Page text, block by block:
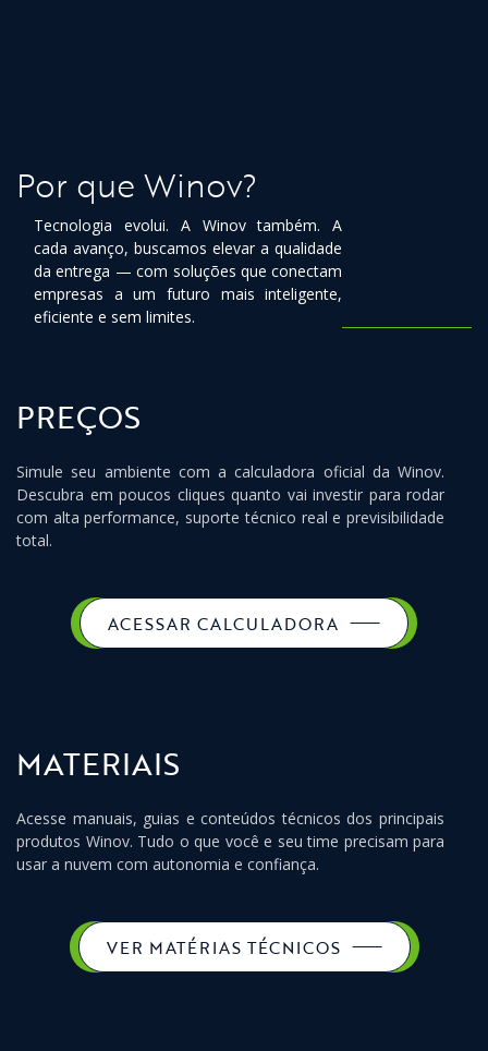
Por que Winov?
Tecnologia evolui. A Winov também. A
cada avanço, buscamos elevar a qualidade
da entrega — com soluções que conectam
empresas a um futuro mais inteligente,
eficiente e sem limites.
PREÇOS
Simule seu ambiente com a calculadora oficial da Winov.
Descubra em poucos cliques quanto vai investir para rodar
com alta performance, suporte técnico real e previsibilidade
total.
ACESSAR CALCULADORA
MATERIAIS
Acesse manuais, guias e conteúdos técnicos dos principais
produtos Winov. Tudo o que você e seu time precisam para
usar a nuvem com autonomia e confiança.
VER MATÉRIAS TÉCNICOS